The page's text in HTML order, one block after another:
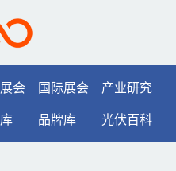
元1度电
会 国际展会
产业研究
品牌库 光伏百科